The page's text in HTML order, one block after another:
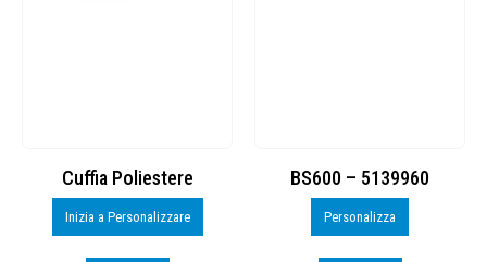
Cuffia Poliestere
Inizia a Personalizzare
BS600 – 5139960
Personalizza